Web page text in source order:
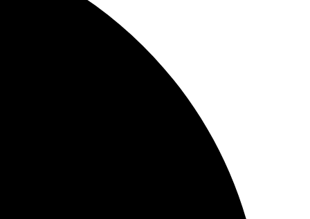
вопросы. Рекомендую однозначно!